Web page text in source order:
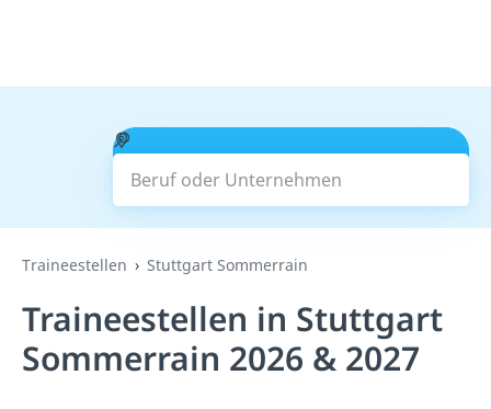
Beruf oder Unternehmen
Suchen
Traineestellen Stuttgart Sommerrain
Traineestellen in Stuttgart
Sommerrain 2026 & 2027